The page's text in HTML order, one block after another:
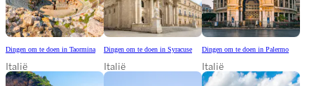
Dingen om te doen in Taormina
Italië
Dingen om te doen in Syracuse
Italië
Dingen om te doen in Palermo
Italië